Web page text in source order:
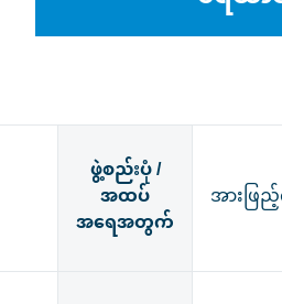
ဖွဲ့စည်းပုံ /
အထပ်
အရေအတွက်
အားဖ